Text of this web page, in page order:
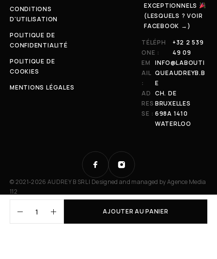
AJOUTER AU PANIER
CONDITIONS
D'UTILISATION
POLITIQUE DE
CONFIDENTIALITÉ
POLITIQUE DE
COOKIES
MENTIONS LÉGALES
EXCEPTIONNELS
(LESQUELS ? VOIR
FACEBOOK →)
TÉLÉPH
ONE :
+32 2 539
49 09
EM
AIL
:
INFO@LABOUTI
QUEAUDREYB.B
E
AD
RES
SE :
CH. DE
BRUXELLES
698A 1410
WATERLOO
© 2021-2026 AUDREY B SRL | Designed and managed byAgence Media
112